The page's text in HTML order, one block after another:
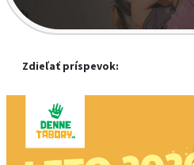
Zdieľať príspevok: